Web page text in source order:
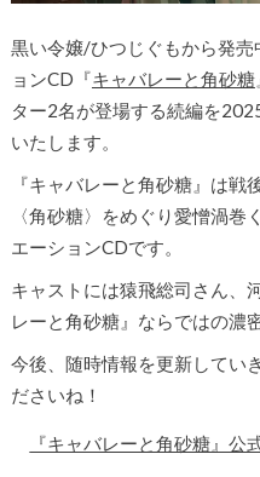
黒い令嬢/ひつじぐもから発
ョンCD『キャバレーと角砂糖
ター2名が登場する続編を
いたします。
『キャバレーと角砂糖』は
〈角砂糖〉をめぐり愛憎渦巻
エーションCDです。
キャストには猿飛総司さん、
レーと角砂糖』ならではの濃
今後、随時情報を更新してい
ださいね！
『キャバレーと角砂糖』公